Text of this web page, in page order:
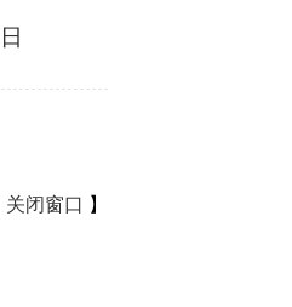
日
关闭窗口 】